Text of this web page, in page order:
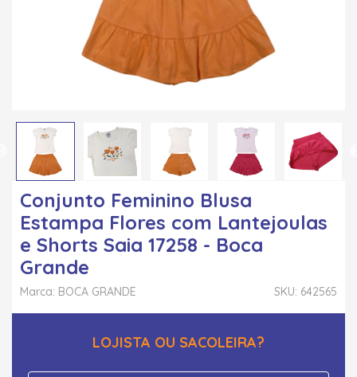
Conjunto Feminino Blusa
Estampa Flores com Lantejoulas
e Shorts Saia 17258 - Boca
Grande
SKU: 642565
Marca: BOCA GRANDE
LOJISTA OU SACOLEIRA?